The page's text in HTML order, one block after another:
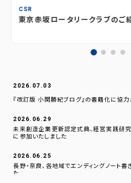
CSR
東京赤坂ロータリークラブのご
2026.07.03
『改訂版 小関勝紀ブログ』の書籍化に協力
2026.06.29
未来創造企業更新認定式典、経営実践研
に参加いたしました
2026.06.25
長野・奈良、各地域でエンディングノート
た